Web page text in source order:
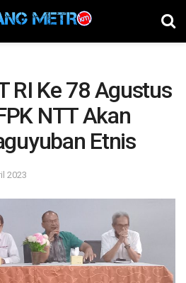
RI Ke 78 Agustus
NTT Akan
Etnis
2023